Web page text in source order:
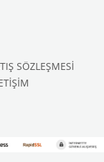
SÖZLEŞMESİ